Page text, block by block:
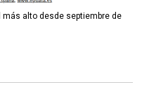
más alto desde septiembre de